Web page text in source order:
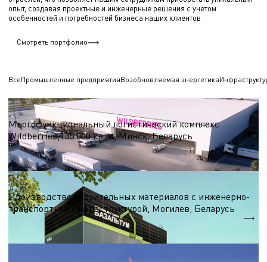
опыт, создавая проектные и инженерные решения с учетом
особенностей и потребностей бизнеса наших клиентов
Смотреть портфолио
ВсеПромышленные предприятияВозобновляемая энергетика
Логистические центры и склады
Многофункциональный логистический комплекс
Wildberries,135 000 кв.м., Минск, Беларусь
S = 135 000 кв.м.
Строительные материалы
Производство строительных материалов с инженерно-
транспортной инфраструктурой, Могилев, Беларусь
S = 7 000 м.кв.